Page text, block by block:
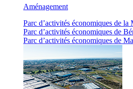
Aménagement
Parc d’activités économiques de la
Parc d’activités économiques de
Parc d’activités économiques de